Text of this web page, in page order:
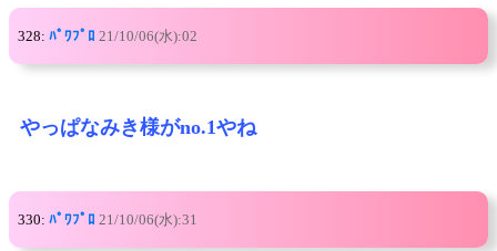
328: ﾊﾟﾜﾌﾟﾛ 21/10/06(水):02
やっぱなみき様がno.1やね
330: ﾊﾟﾜﾌﾟﾛ 21/10/06(水):31